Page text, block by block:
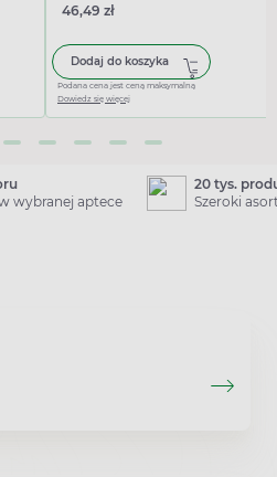
46,49 zł
Dodaj do koszyka
Podana cena jest ceną maksymalną
Dowiedz się więcej
wybranej aptece
20 tys.
Szeroki